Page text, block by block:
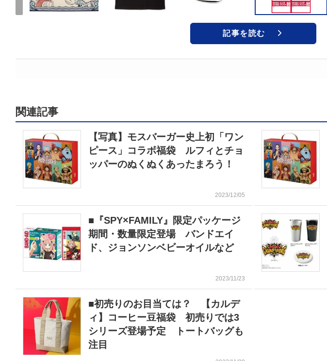
記事を読む
関連記事
【写真】モスバーガー史上初「ワン
ピース」コラボ福袋 ルフィとチョ
ッパーのぬくぬくあったまろう！
2023/12/05
■『SPY×FAMILY』限定パッケージ
期間・数量限定登場 バンドエイ
ド、ジョンソンベビーオイルなど
2023/11/23
■初売りのお目当ては？ 【カルデ
ィ】コーヒー豆福袋 初売りでは3
シリーズ登場予定 トートバッグも
注目